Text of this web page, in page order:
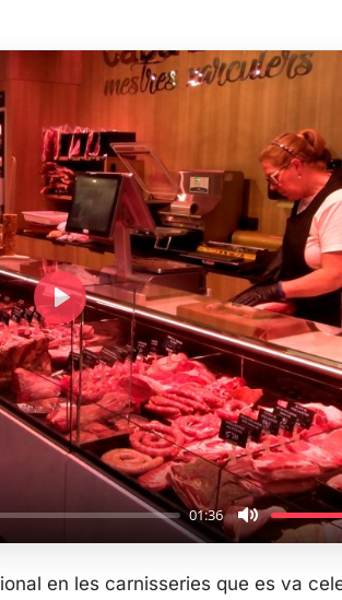
01:36
M
P
l
a
y
en les carnisseries que es va